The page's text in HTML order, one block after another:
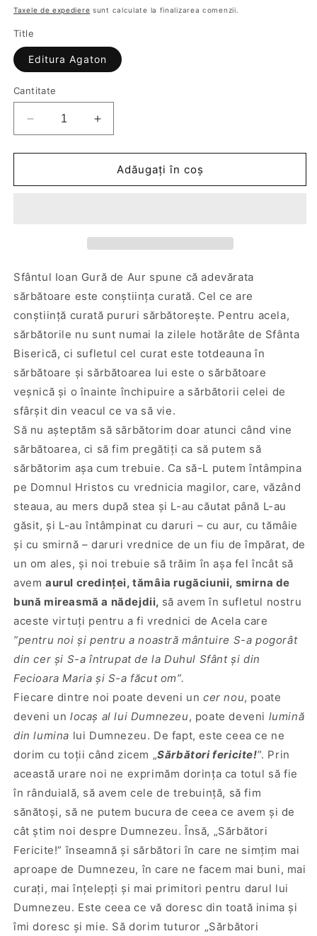
obișnuit
Taxele de expediere sunt calculate la finalizarea comenzii.
Title
Editura Agaton
Cantitate
Reduceți
cantitatea
pentru
fericite.
Creșteți
cantitatea
pentru
Sărbători
fericite.
Adăugați în coș
Sfântul Ioan Gură de Aur spune că adevărata
sărbătoare este conştiinţa curată. Cel ce are
conştiinţă curată pururi sărbătoreşte. Pentru acela,
sărbătorile nu sunt numai la zilele hotărâte de Sfânta
Biserică, ci sufletul cel curat este totdeauna în
sărbătoare şi sărbătoarea lui este o sărbătoare
veşnică şi o înainte închipuire a sărbătorii celei de
sfârşit din veacul ce va să vie.
Să nu aşteptăm să sărbătorim doar atunci când vine
sărbătoarea, ci să fim pregătiţi ca să putem să
sărbătorim aşa cum trebuie. Ca să-L putem întâmpina
pe Domnul Hristos cu vrednicia magilor, care, văzând
steaua, au mers după stea şi L-au căutat până L-au
găsit, şi L-au întâmpinat cu daruri – cu aur, cu tămâie
şi cu smirnă – daruri vrednice de un fiu de împărat, de
un om ales, şi noi trebuie să trăim în aşa fel încât să
avem aurul credinţei, tămâia rugăciunii, smirna de
bună mireasmă a nădejdii, să avem în sufletul nostru
aceste virtuţi pentru a fi vrednici de Acela care
”pentru noi şi pentru a noastră mântuire S-a pogorât
din cer şi S-a întrupat de la Duhul Sfânt şi din
Fecioara Maria şi S-a făcut om”.
Fiecare dintre noi poate deveni un cer nou, poate
deveni un locaş al lui Dumnezeu, poate deveni lumină
din lumina lui Dumnezeu. De fapt, este ceea ce ne
dorim cu toţii când zicem „Sărbători fericite!”. Prin
această urare noi ne exprimăm dorinţa ca totul să fie
în rânduială, să avem cele de trebuinţă, să fim
sănătoşi, să ne putem bucura de ceea ce avem şi de
cât ştim noi despre Dumnezeu. Însă, „Sărbători
Fericite!” înseamnă şi sărbători în care ne simţim mai
aproape de Dumnezeu, în care ne facem mai buni, mai
curaţi, mai înţelepţi şi mai primitori pentru darul lui
Dumnezeu. Este ceea ce vă doresc din toată inima şi
îmi doresc şi mie. Să dorim tuturor „Sărbători